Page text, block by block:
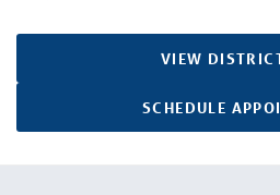
VIEW
SCHEDULE